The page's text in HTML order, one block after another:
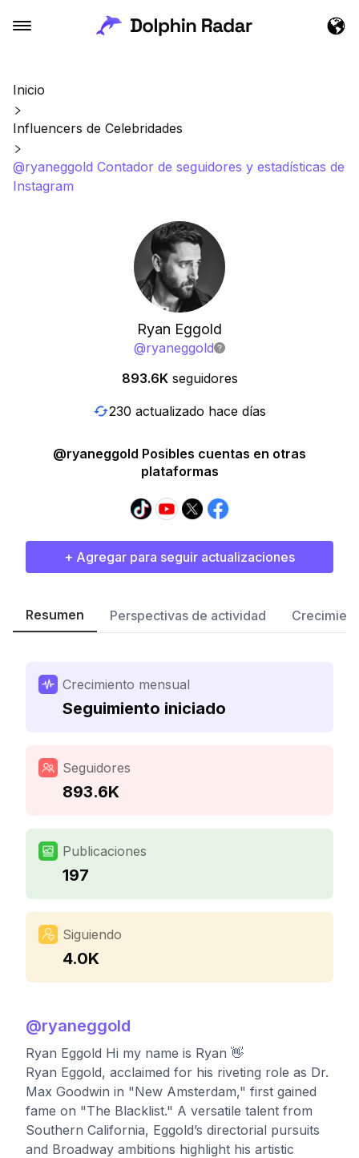
Inicio
Influencers de Celebridades
@ryaneggold Contador de seguidores y estadísticas de
Instagram
Ryan Eggold
@ryaneggold
893.6K seguidores
230 actualizado hace días
@ryaneggold Posibles cuentas en otras
plataformas
+ Agregar para seguir actualizaciones
Resumen Perspectivas de actividad
Crecimiento mensual
Seguimiento iniciado
Seguidores
893.6K
Publicaciones
197
Siguiendo
4.0K
@ryaneggold
Ryan Eggold Hi my name is Ryan 👋
Ryan Eggold, acclaimed for his riveting role as Dr.
Max Goodwin in "New Amsterdam," first gained
fame on "The Blacklist." A versatile talent from
Southern California, Eggold’s directorial pursuits
and Broadway ambitions highlight his artistic